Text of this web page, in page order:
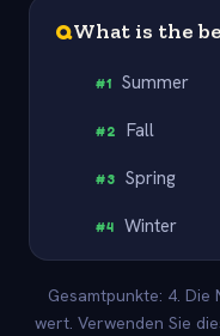
QWhat is the
#1 Summer
#2 Fall
#3 Spring
#4 Winter
Gesamtpunkte: 4. Die
wert. Verwenden Sie